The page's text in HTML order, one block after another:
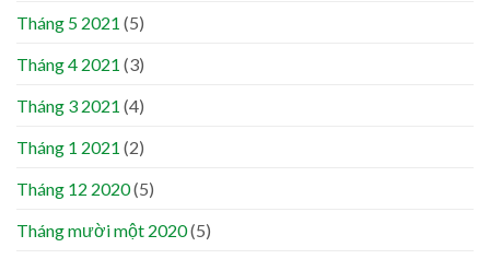
Tháng 5 2021 (5)
Tháng 4 2021 (3)
Tháng 3 2021 (4)
Tháng 1 2021 (2)
Tháng 12 2020(5)
Tháng mười một 2020(5)